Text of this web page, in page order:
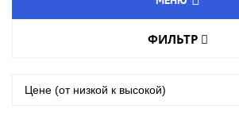
ФИЛЬТР
Цене (от низкой к высокой)